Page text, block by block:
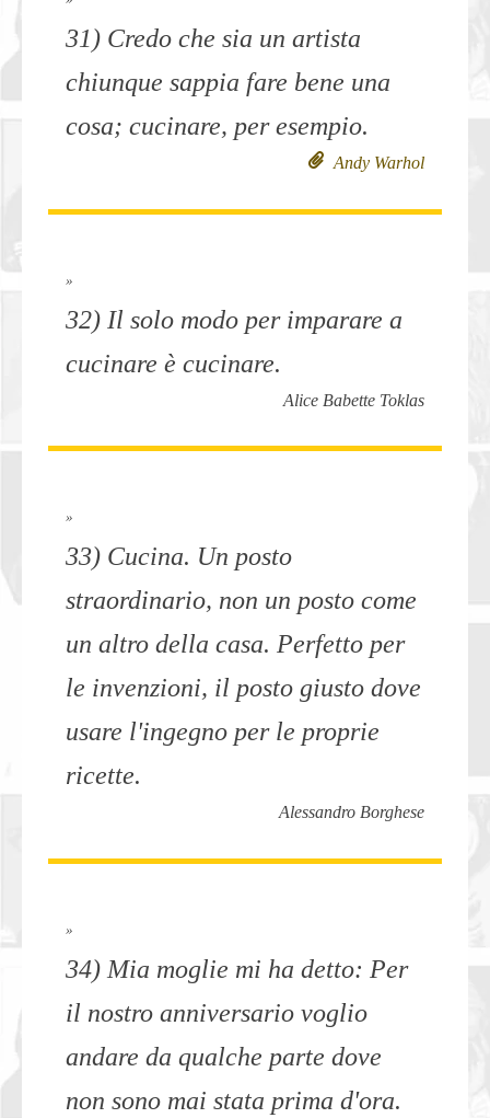
31) Credo che sia un artista
chiunque sappia fare bene una
cosa; cucinare, per esempio.
Andy Warhol
»
32) Il solo modo per imparare a
cucinare è cucinare.
Alice Babette Toklas
»
33) Cucina. Un posto
straordinario, non un posto come
un altro della casa. Perfetto per
le invenzioni, il posto giusto dove
usare l'ingegno per le proprie
ricette.
Alessandro Borghese
»
34) Mia moglie mi ha detto: Per
il nostro anniversario voglio
andare da qualche parte dove
non sono mai stata prima d'ora.